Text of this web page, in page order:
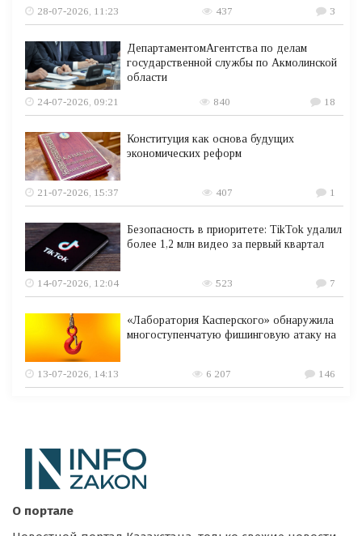
28-07-2026, 11:23
437 3
ДепартаментомАгентства по делам
государственной службы по Акмолинской
области
24-07-2026, 09:21
840 18
Конституция как основа будущих
экономических реформ
21-07-2026, 15:37 407 1
Безопасность в приоритете: TikTok удалил
более 1,2 млн видео за первый квартал
14-07-2026, 12:04 523 7
«Лаборатория Касперского» обнаружила
многоступенчатую фишинговую атаку на
13-07-2026, 14:13 6 207 146
О портале